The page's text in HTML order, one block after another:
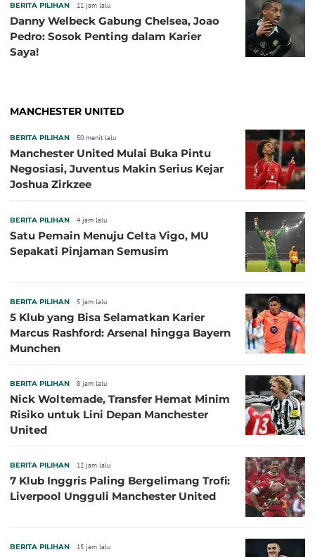
BERITA PILIHAN 11 jam lalu
Danny Welbeck Gabung Chelsea, Joao
Pedro: Sosok Penting dalam Karier
Saya!
MANCHESTER UNITED
BERITA PILIHAN 50 menit lalu
Manchester United Mulai Buka Pintu
Negosiasi, Juventus Makin Serius Kejar
Joshua Zirkzee
BERITA PILIHAN 4 jam lalu
Satu Pemain Menuju Celta Vigo, MU
Sepakati Pinjaman Semusim
BERITA PILIHAN 5 jam lalu
5 Klub yang Bisa Selamatkan Karier
Marcus Rashford: Arsenal hingga Bayern
Munchen
BERITA PILIHAN 8 jam lalu
Nick Woltemade, Transfer Hemat Minim
Risiko untuk Lini Depan Manchester
United
BERITA PILIHAN 12 jam lalu
7 Klub Inggris Paling Bergelimang Trofi:
Liverpool Ungguli Manchester United
BERITA PILIHAN 15 jam lalu